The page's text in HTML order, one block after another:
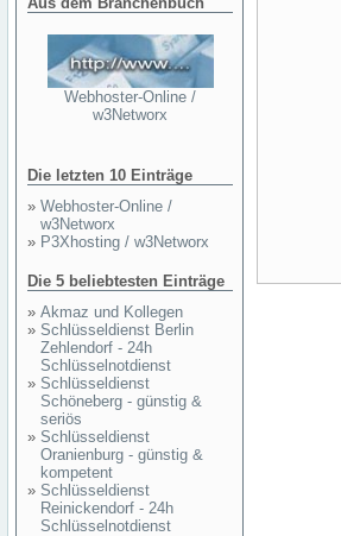
Webhoster-Online /
w3Networx
Die letzten 10 Einträge
» Webhoster-Online /
w3Networx
» P3Xhosting / w3Networx
Die 5 beliebtesten Einträge
» Akmaz und Kollegen
» Schlüsseldienst Berlin
Zehlendorf - 24h
Schlüsselnotdienst
» Schlüsseldienst
Schöneberg - günstig &
seriös
» Schlüsseldienst
Oranienburg - günstig &
kompetent
» Schlüsseldienst
Reinickendorf - 24h
Schlüsselnotdienst